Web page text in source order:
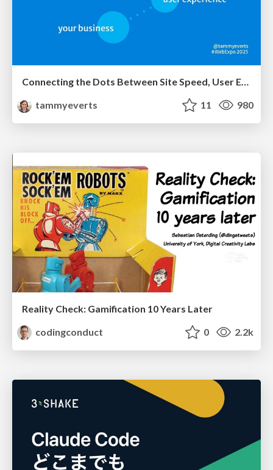
Connecting the Dots Between Site Speed, User Experience & Your Business [WebExpo 2025]
tammyeverts
11 980
Reality Check: Gamification 10 Years Later
codingconduct
0 2.2k